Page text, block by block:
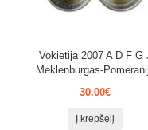
Vokietija 2007 A D F G
Meklenburgas-
30.00€
Į krepšelį